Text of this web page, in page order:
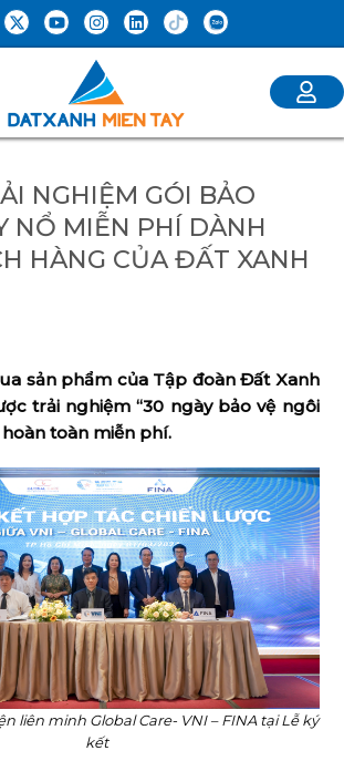
NGHIỆM GÓI BẢO
NỔ MIỄN PHÍ DÀNH
HÀNG CỦA ĐẤT XANH
sản phẩm của Tập đoàn Đất Xanh
trải nghiệm “30 ngày bảo vệ ngôi
toàn miễn phí.
liên minh Global Care- VNI – FINA tại Lễ ký
kết